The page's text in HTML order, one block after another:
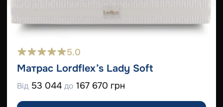
5.0
Матрас Lordflex’s Lady Soft
Від 53 044 до 167 670 грн